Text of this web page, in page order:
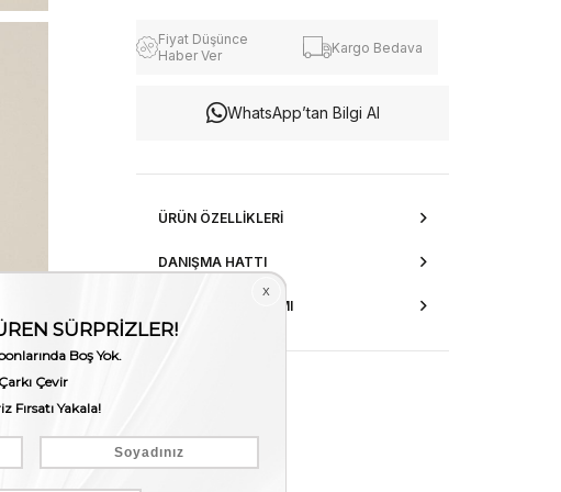
Fiyat Düşünce
Haber Ver
Kargo Bedava
WhatsApp’tan Bilgi Al
ÜRÜN ÖZELLIKLERI
DANIŞMA HATTI
AKSESUAR ONARIMI